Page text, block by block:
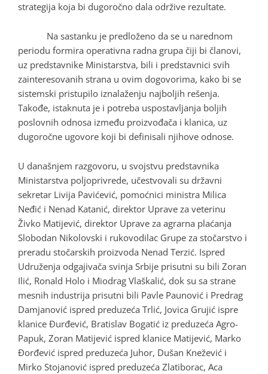
strategija koja bi dugoročno dala održive rezultate.
Na sastanku je predloženo da se u narednom
periodu formira operativna radna grupa čiji bi članovi,
uz predstavnike Ministarstva, bili i predstavnici svih
zainteresovanih strana u ovim dogovorima, kako bi se
sistemski pristupilo iznalaženju najboljih rešenja.
Takođe, istaknuta je i potreba uspostavljanja boljih
poslovnih odnosa između proizvođača i klanica, uz
dugoročne ugovore koji bi definisali njihove odnose.
U današnjem razgovoru, u svojstvu predstavnika
Ministarstva poljoprivrede, učestvovali su državni
sekretar Livija Pavićević, pomoćnici ministra Milica
Neđić i Nenad Katanić, direktor Uprave za veterinu
Živko Matijević, direktor Uprave za agrarna plaćanja
Slobodan Nikolovski i rukovodilac Grupe za stočarstvo i
preradu stočarskih proizvoda Nenad Terzić. Ispred
Udruženja odgajivača svinja Srbije prisutni su bili Zoran
Ilić, Ronald Holo i Miodrag Vlaškalić, dok su sa strane
mesnih industrija prisutni bili Pavle Paunović i Predrag
Damjanović ispred preduzeća Trlić, Jovica Grujić ispre
klanice Đurđević, Bratislav Bogatić iz preduzeća Agro-
Papuk, Zoran Matijević ispred klanice Matijević, Marko
Đorđević ispred preduzeća Juhor, Dušan Knežević i
Mirko Stojanović ispred preduzeća Zlatiborac, Aca